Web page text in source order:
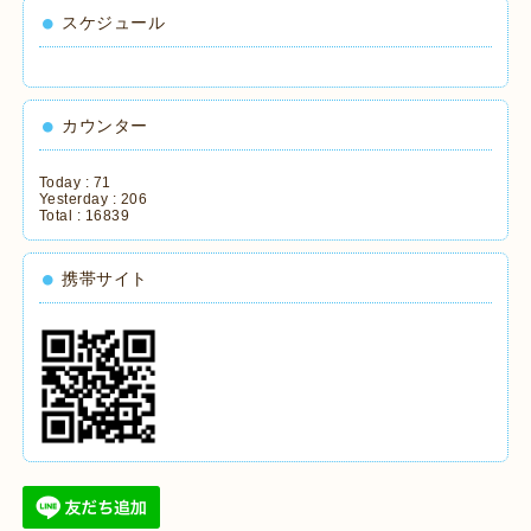
スケジュール
カウンター
Today : 71
Yesterday : 206
Total : 16839
携帯サイト